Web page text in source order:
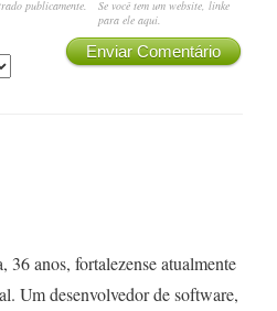
publicamente.
Se você tem um website, linke
para ele aqui.
Enviar Comentário
36 anos, fortalezense atualmente
Um desenvolvedor de software,